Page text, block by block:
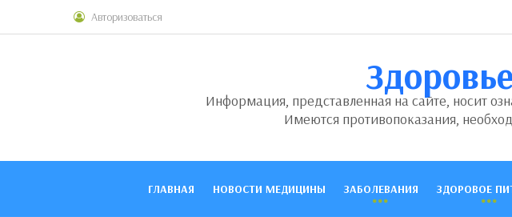
Авторизоваться
Информация, представленная на сайте, носит
Имеются противопоказания,
ГЛАВНАЯ НОВОСТИ МЕДИЦИНЫ ЗАБОЛЕВАНИЯ ЗДОРОВОЕ